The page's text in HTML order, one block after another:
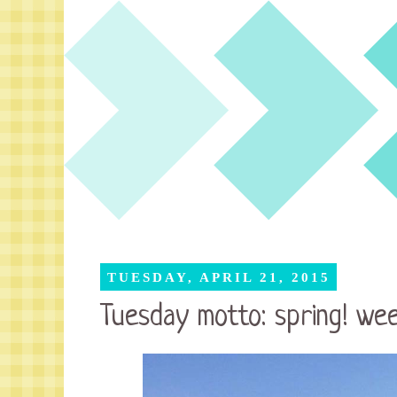
TUESDAY, APRIL 21, 2015
Tuesday motto: spring!